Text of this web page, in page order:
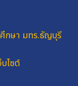
กษา มทร.ธัญบุรี
ไซต์